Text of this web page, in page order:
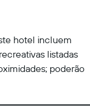
hotel incluem
listadas
poderão